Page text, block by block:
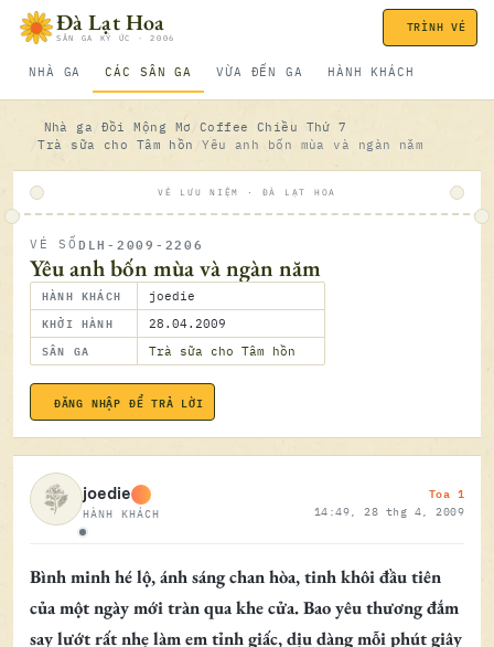
Bỏ qua nội dungĐà Lạt Hoa
SÂN GA KÝ ỨC · 2006
NHÀ GA CÁC SÂN GA VỪA ĐẾN GA HÀNH KHÁCH
TRÌNH VÉ
Nhà ga Đồi Mộng Mơ
Coffee Chiều Thứ 7
Trà sữa cho Tâm hồn
Yêu anh bốn mùa và ngàn năm
VÉ LƯU NIỆM · ĐÀ LẠT HOA
VÉ SỐ DLH-2009-2206
Yêu anh bốn mùa và ngàn năm
HÀNH KHÁCH joedie
KHỞI HÀNH 28.04.2009
SÂN GA Trà sữa cho Tâm hồn
ĐĂNG NHẬP ĐỂ TRẢ LỜI
Ngoại tuyến
joedie
HÀNH KHÁCH
Toa 1
14:49, 28 thg 4, 2009
Bình minh hé lộ, ánh sáng chan hòa, tinh khôi đầu tiên
của một ngày mới tràn qua khe cửa. Bao yêu thương đắm
say lướt rất nhẹ làm em tỉnh giấc, dịu dàng mỗi phút giây